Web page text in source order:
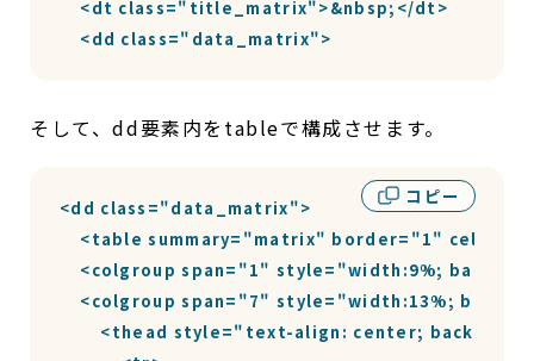
    <dt class="title_matrix">&nbsp;</dt>
    <dd class="data_matrix">
そして、dd要素内をtableで構成させます。
コピー
<dd class="data_matrix">
<table summary="matrix" border="1"
<colgroup span="1" style="width:9%;
<colgroup span="7" style="width:13%;
<thead style="text-align: center;